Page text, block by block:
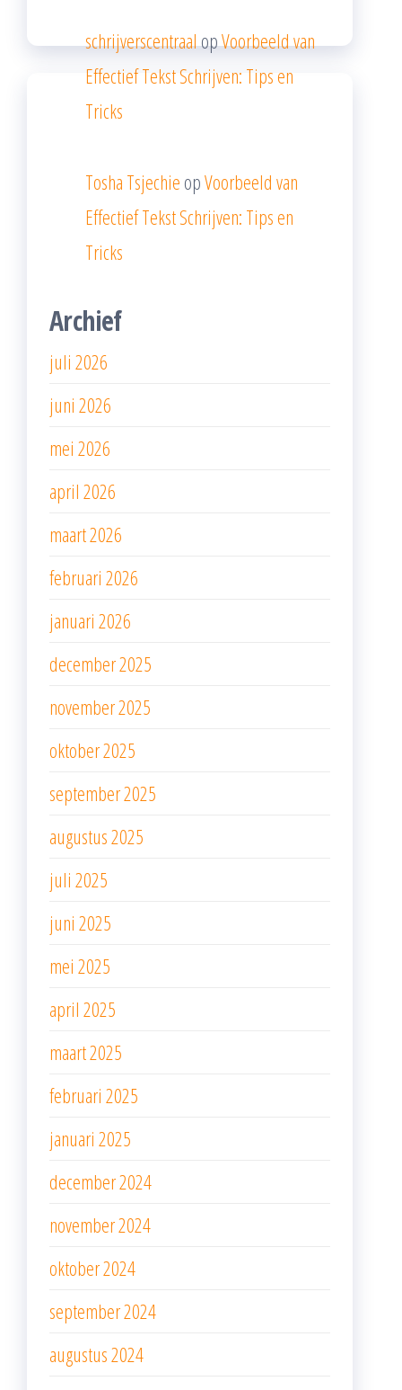
schrijverscentraalopVoorbeeld van
Effectief Tekst Schrijven: Tips en
Tricks
Tosha Tsjechie opVoorbeeld van
Effectief Tekst Schrijven: Tips en
Tricks
Archief
juli 2026
juni 2026
mei 2026
april 2026
maart 2026
februari 2026
januari 2026
december 2025
november 2025
oktober 2025
september 2025
augustus 2025
juli 2025
juni 2025
mei 2025
april 2025
maart 2025
februari 2025
januari 2025
december 2024
november 2024
oktober 2024
september 2024
augustus 2024